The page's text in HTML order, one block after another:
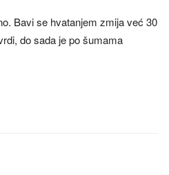
Bavi se hvatanjem zmija već 30
do sada je po šumama